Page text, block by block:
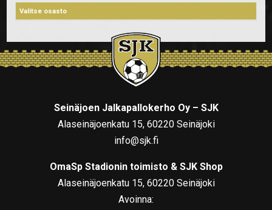
Seinäjoen Jalkapallokerho Oy – SJK
Alaseinäjoenkatu 15, 60220 Seinäjoki
info@sjk.fi
OmaSp Stadionin toimisto & SJK Shop
Alaseinäjoenkatu 15, 60220 Seinäjoki
Avoinna: